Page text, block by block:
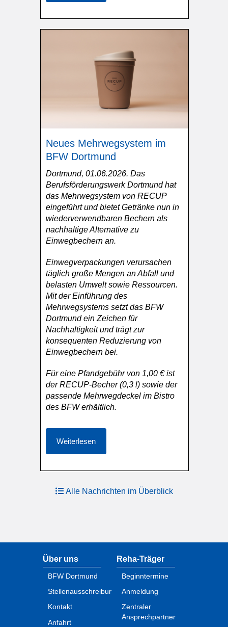
Neues Mehrwegsystem im
BFW Dortmund
Dortmund, 01.06.2026. Das
Berufsförderungswerk Dortmund hat
das Mehrwegsystem von RECUP
eingeführt und bietet Getränke nun in
wiederverwendbaren Bechern als
nachhaltige Alternative zu
Einwegbechern an.
Einwegverpackungen verursachen
täglich große Mengen an Abfall und
belasten Umwelt sowie Ressourcen.
Mit der Einführung des
Mehrwegsystems setzt das BFW
Dortmund ein Zeichen für
Nachhaltigkeit und trägt zur
konsequenten Reduzierung von
Einwegbechern bei.
Für eine Pfandgebühr von 1,00 € ist
der RECUP-Becher (0,3 l) sowie der
passende Mehrwegdeckel im Bistro
des BFW erhältlich.
Weiterlesen
Alle Nachrichten im Überblick
Über uns
BFW Dortmund
Stellenausschreibungen
Kontakt
Anfahrt
Reha-Träger
Beginntermine
Anmeldung
Zentraler
Ansprechpartner